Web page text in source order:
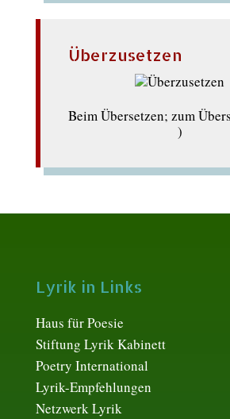
Überzusetzen
Beim Übersetzen; zum
)
Lyrik in Links
Haus für Poesie
Stiftung Lyrik Kabinett
Poetry International
Lyrik-Empfehlungen
Netzwerk Lyrik